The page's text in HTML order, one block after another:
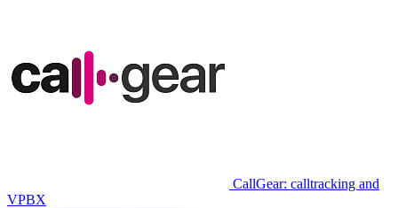
CallGear: calltracking and
VPBX